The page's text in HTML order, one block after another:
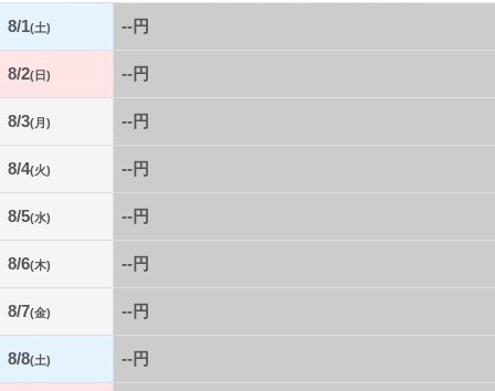
8/1(土) --円
8/2(日) --円
8/3(月) --円
8/4(火) --円
8/5(水) --円
8/6(木) --円
8/7(金) --円
8/8(土) --円